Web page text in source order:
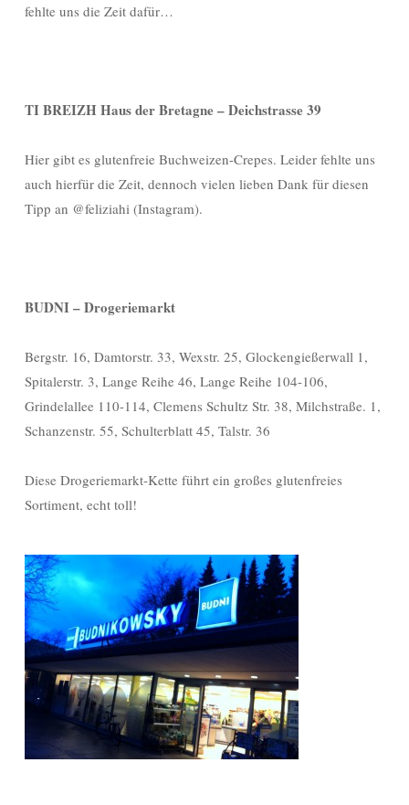
fehlte uns die Zeit dafür…
TI BREIZH Haus der Bretagne – Deichstrasse 39
Hier gibt es glutenfreie Buchweizen-Crepes. Leider fehlte uns
auch hierfür die Zeit, dennoch vielen lieben Dank für diesen
Tipp an @feliziahi (Instagram).
BUDNI – Drogeriemarkt
Bergstr. 16, Damtorstr. 33, Wexstr. 25, Glockengießerwall 1,
Spitalerstr. 3, Lange Reihe 46, Lange Reihe 104-106,
Grindelallee 110-114, Clemens Schultz Str. 38, Milchstraße. 1,
Schanzenstr. 55, Schulterblatt 45, Talstr. 36
Diese Drogeriemarkt-Kette führt ein großes glutenfreies
Sortiment, echt toll!